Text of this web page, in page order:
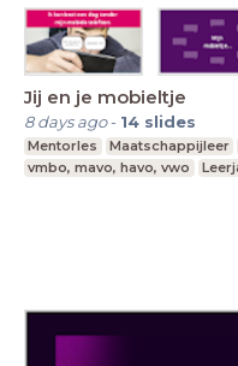
Jij en je mobieltje
8 days ago- 14 slides
Mentorles Maatschappijleer
vmbo, mavo, havo, vwo